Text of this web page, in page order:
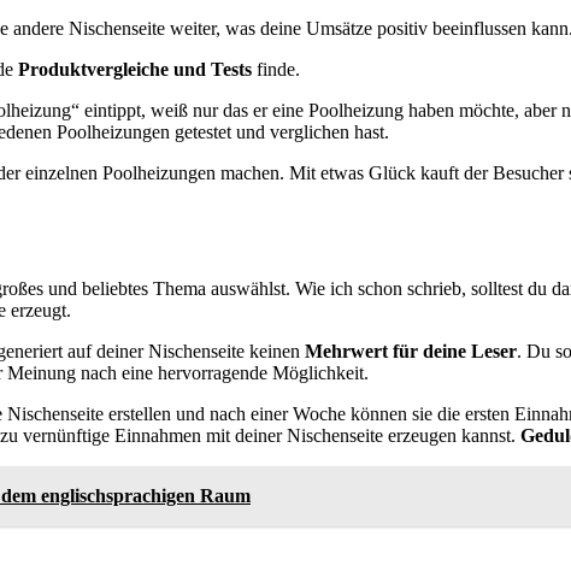
Nischenseite weiter, was deine Umsätze positiv beeinflussen kann.
Produktvergleiche und Tests finde.
eintippt, weiß nur das er eine Poolheizung haben möchte, aber
Poolheizungen getestet und verglichen hast.
einzelnen Poolheizungen machen. Mit etwas Glück kauft der
und beliebtes Thema auswählst. Wie ich schon schrieb, solltest du
erzeugt.
auf deiner Nischenseite keinen Mehrwert für deine Leser. Du
nach eine hervorragende Möglichkeit.
erstellen und nach einer Woche können sie die ersten
vernünftige Einnahmen mit deiner Nischenseite erzeugen kannst.
englischsprachigen Raum